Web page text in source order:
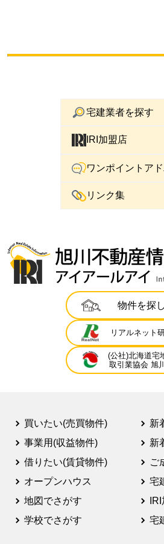
宅建業者を探す
IRI加盟店
ワンポイントア
リンク集
物件を探
リアルネット
(公社)北海道宅
取引業協会 旭
買いたい(売買物件)
事業用(収益物件)
借りたい(賃貸物件)
オープンハウス
地図でさがす
学校でさがす
新
新
ご
宅
宅